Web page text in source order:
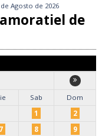
de Agosto de 2026
de
Sab
Dom
1
2
7 8
9